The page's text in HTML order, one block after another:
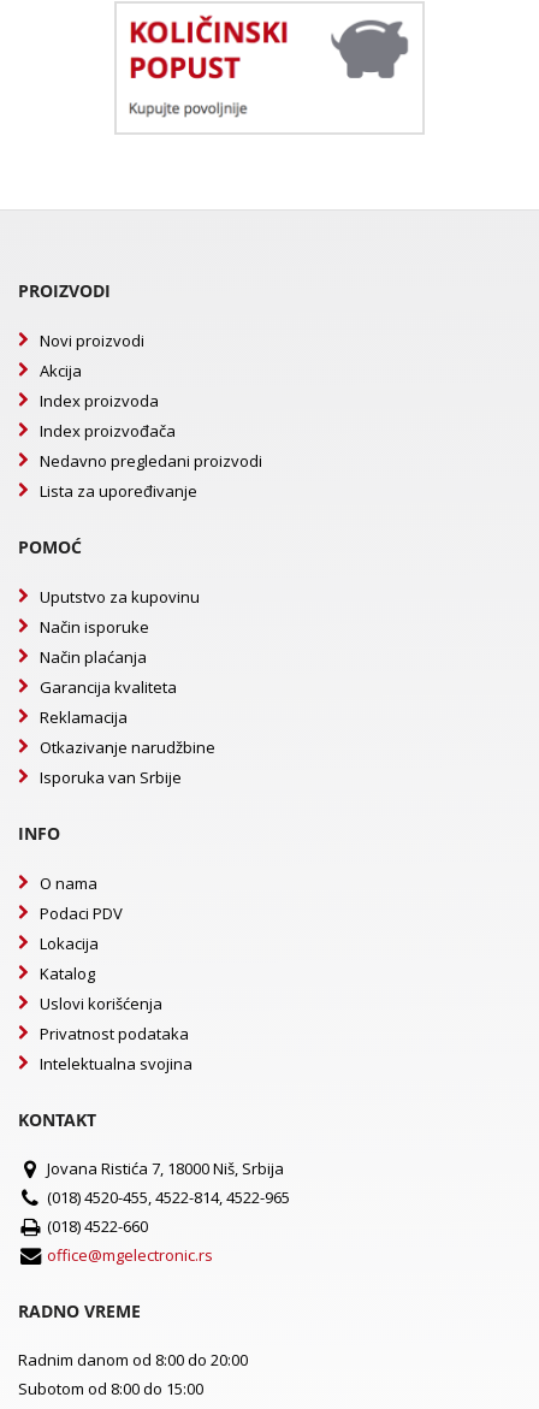
PROIZVODI
Novi proizvodi
Akcija
Index proizvoda
Index proizvođača
Nedavno pregledani proizvodi
Lista za upoređivanje
POMOĆ
Uputstvo za kupovinu
Način isporuke
Način plaćanja
Garancija kvaliteta
Reklamacija
Otkazivanje narudžbine
Isporuka van Srbije
INFO
O nama
Podaci PDV
Lokacija
Katalog
Uslovi korišćenja
Privatnost podataka
Intelektualna svojina
KONTAKT
Jovana Ristića 7, 18000 Niš, Srbija
(018) 4520-455, 4522-814, 4522-965
(018) 4522-660
office@mgelectronic.rs
RADNO VREME
Radnim danom od 8:00 do 20:00
Subotom od 8:00 do 15:00